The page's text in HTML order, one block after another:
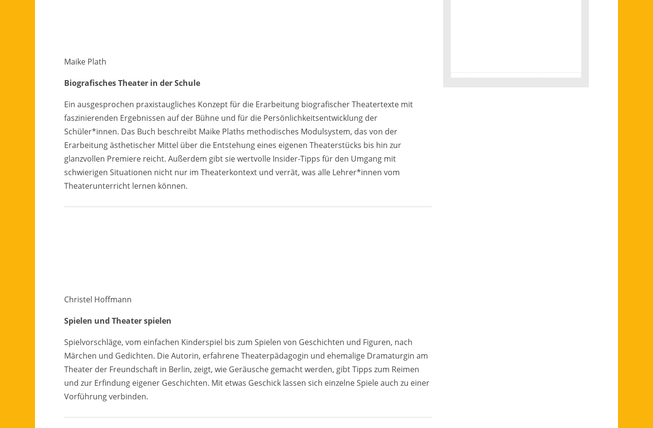
Maike Plath
Biografisches Theater in der Schule
Ein ausgesprochen praxistaugliches Konzept für die Erarbeitung biografischer Theatertexte mit
faszinierenden Ergebnissen auf der Bühne und für die Persönlichkeitsentwicklung der
Schüler*innen. Das Buch beschreibt Maike Plaths methodisches Modulsystem, das von der
Erarbeitung ästhetischer Mittel über die Entstehung eines eigenen Theaterstücks bis hin zur
glanzvollen Premiere reicht. Außerdem gibt sie wertvolle Insider-Tipps für den Umgang mit
schwierigen Situationen nicht nur im Theaterkontext und verrät, was alle Lehrer*innen vom
Theaterunterricht lernen können.
Christel Hoffmann
Spielen und Theater spielen
Spielvorschläge, vom einfachen Kinderspiel bis zum Spielen von Geschichten und Figuren, nach
Märchen und Gedichten. Die Autorin, erfahrene Theaterpädagogin und ehemalige Dramaturgin am
Theater der Freundschaft in Berlin, zeigt, wie Geräusche gemacht werden, gibt Tipps zum Reimen
und zur Erfindung eigener Geschichten. Mit etwas Geschick lassen sich einzelne Spiele auch zu einer
Vorführung verbinden.